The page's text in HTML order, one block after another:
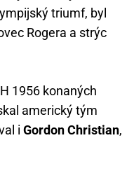
triumf, byl
Rogera a strýc
1956 konaných
americký tým
i Gordon Christian,